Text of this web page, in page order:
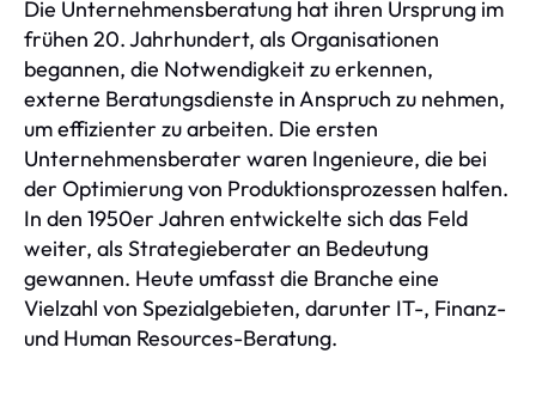
Die Unternehmensberatung hat ihren Ursprung im
frühen 20. Jahrhundert, als Organisationen
begannen, die Notwendigkeit zu erkennen,
externe Beratungsdienste in Anspruch zu nehmen,
um effizienter zu arbeiten. Die ersten
Unternehmensberater waren Ingenieure, die bei
der Optimierung von Produktionsprozessen halfen.
In den 1950er Jahren entwickelte sich das Feld
weiter, als Strategieberater an Bedeutung
gewannen. Heute umfasst die Branche eine
Vielzahl von Spezialgebieten, darunter IT-, Finanz-
und Human Resources-Beratung.